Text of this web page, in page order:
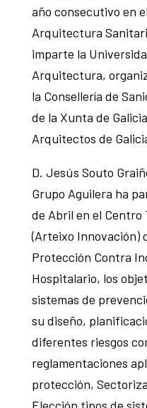
año consecutivo en
Arquitectura
imparte la
Arquitectura,
la Consellería de
de la Xunta de
Arquitectos de
D. Jesús Souto
Grupo Aguilera ha
de Abril en el Centro
(Arteixo Innovación)
Protección Contra
Hospitalario, los
sistemas de
su diseño,
diferentes riesgos
reglamentaciones
protección,